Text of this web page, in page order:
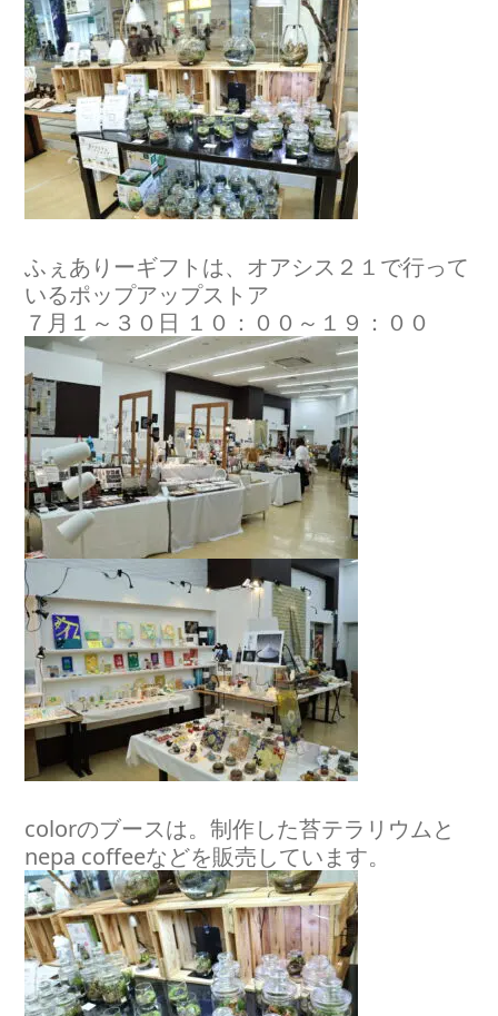
ふぇありーギフトは、オアシス２１で行って
いるポップアップストア
７月１～３０日 １０：００～１９：００
colorのブースは。制作した苔テラリウムと
nepa coffeeなどを販売しています。